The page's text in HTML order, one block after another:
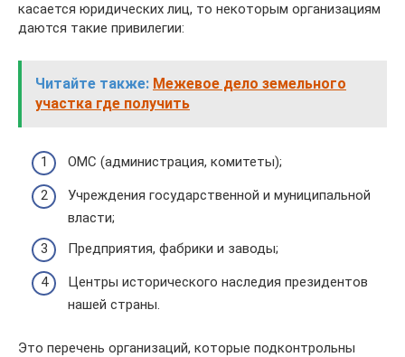
касается юридических лиц, то некоторым организациям
даются такие привилегии:
Читайте также: Межевое дело земельного
участка где получить
ОМС (администрация, комитеты);
Учреждения государственной и муниципальной
власти;
Предприятия, фабрики и заводы;
Центры исторического наследия президентов
нашей страны.
Это перечень организаций, которые подконтрольны